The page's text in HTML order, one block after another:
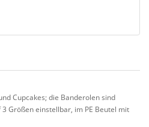
Cupcakes; die Banderolen sind
Größen einstellbar, im PE Beutel mit